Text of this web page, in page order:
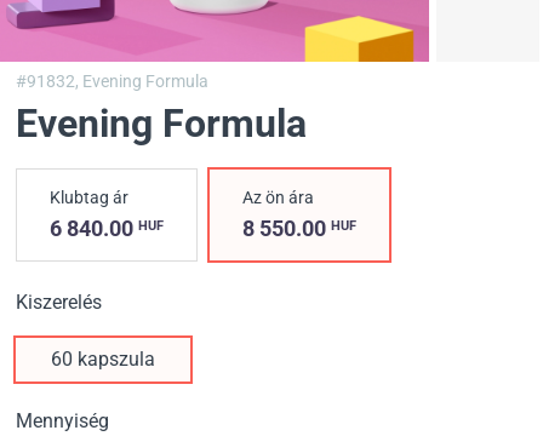
#91832, Evening Formula
Evening Formula
Klubtag ár
6 840.00 HUF
Az ön ára
8 550.00HUF
Kiszerelés
60 kapszula
Mennyiség